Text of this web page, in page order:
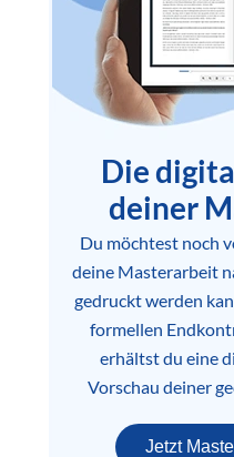
Die
deiner
Du möchtest noch
deine Masterarbeit
gedruckt werden
formellen
erhältst du eine
Vorschau deiner
Jetzt